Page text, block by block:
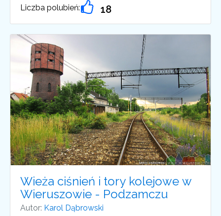
Liczba polubień: 18
Wieża ciśnień i tory kolejowe w
Wieruszowie - Podzamczu
Autor: Karol Dąbrowski